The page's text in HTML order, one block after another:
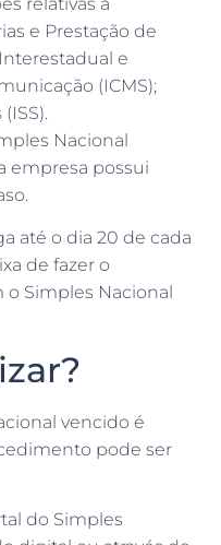
e Prestação de
e
(ICMS);
Nacional
empresa possui
até o dia 20 de cada
de fazer o
o Simples Nacional
vencido é
pode ser
do Simples